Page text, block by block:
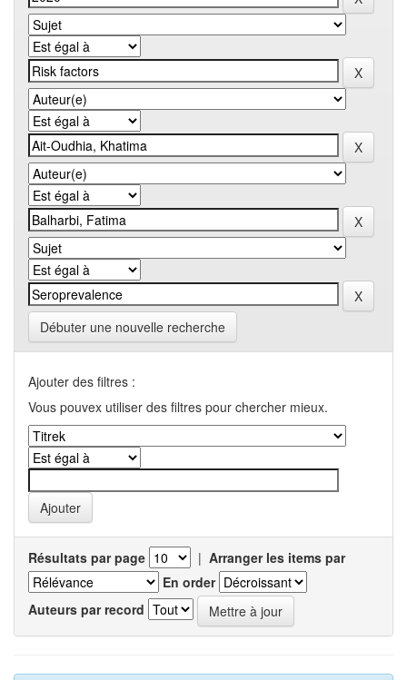
Débuter une nouvelle recherche
Ajouter des filtres :
Vous pouvex utiliser des filtres pour chercher mieux.
Résultats par page | Arranger les items par
En order
Auteurs par record